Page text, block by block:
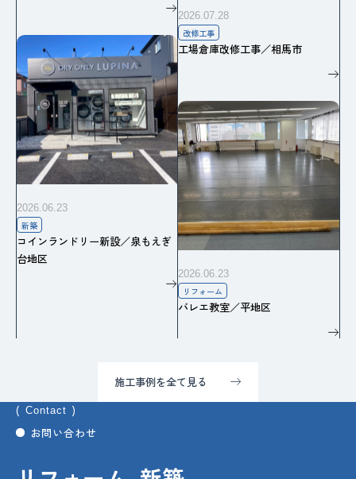
2026.07.28
改修工事
工場倉庫改修工事／相馬市
2026.06.23
新築
コインランドリー新設／泉もえぎ
台地区
2026.06.23
リフォーム
バレエ教室／平地区
施工事例を全て見る
Contact
お問い合わせ